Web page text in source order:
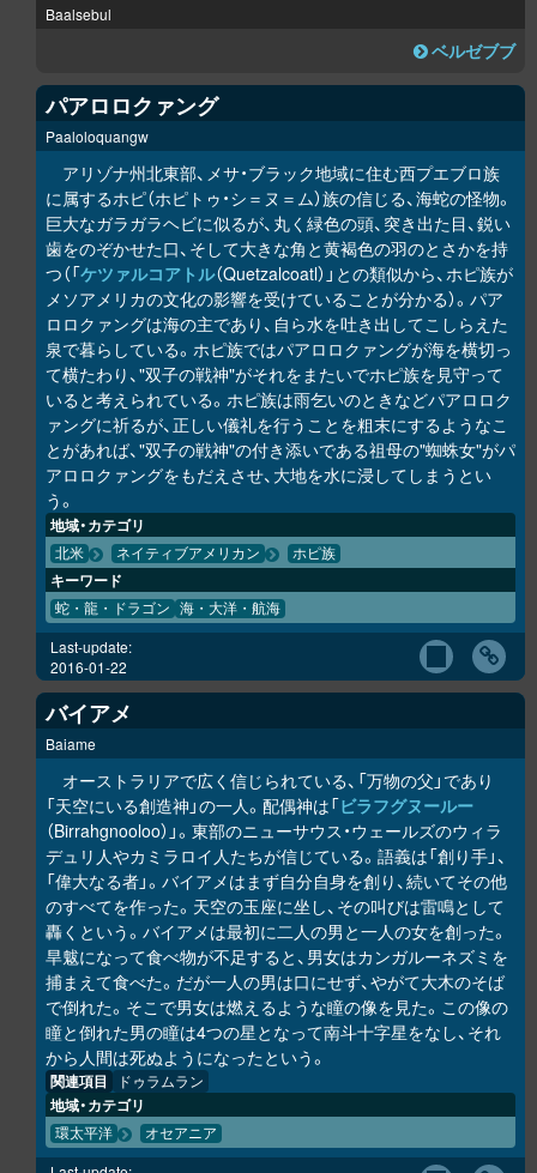
Baalsebul
ベルゼブブ
パアロロクァング
Paaloloquangw
アリゾナ州北東部、メサ・ブラック地域に住む西プエブロ族
に属するホピ（ホピトゥ・シ＝ヌ＝ム）族の信じる、海蛇の怪物。
巨大なガラガラヘビに似るが、丸く緑色の頭、突き出た目、鋭い
歯をのぞかせた口、そして大きな角と黄褐色の羽のとさかを持
つ（「ケツァルコアトル（Quetzalcoatl）」との類似から、ホピ族が
メソアメリカの文化の影響を受けていることが分かる）。パア
ロロクァングは海の主であり、自ら水を吐き出してこしらえた
泉で暮らしている。ホピ族ではパアロロクァングが海を横切っ
て横たわり、"双子の戦神"がそれをまたいでホピ族を見守って
いると考えられている。ホピ族は雨乞いのときなどパアロロク
ァングに祈るが、正しい儀礼を行うことを粗末にするようなこ
とがあれば、"双子の戦神"の付き添いである祖母の"蜘蛛女"がパ
アロロクァングをもだえさせ、大地を水に浸してしまうとい
う。
地域・カテゴリ
北米 ネイティブアメリカン ホピ族
キーワード
蛇・龍・ドラゴン 海・大洋・航海
Last-update:
2016-01-22
バイアメ
Baiame
オーストラリアで広く信じられている、「万物の父」であり
「天空にいる創造神」の一人。配偶神は「ビラフグヌールー
（Birrahgnooloo）」。東部のニューサウス・ウェールズのウィラ
デュリ人やカミラロイ人たちが信じている。語義は「創り手」、
「偉大なる者」。バイアメはまず自分自身を創り、続いてその他
のすべてを作った。天空の玉座に坐し、その叫びは雷鳴として
轟くという。バイアメは最初に二人の男と一人の女を創った。
旱魃になって食べ物が不足すると、男女はカンガルーネズミを
捕まえて食べた。だが一人の男は口にせず、やがて大木のそば
で倒れた。そこで男女は燃えるような瞳の像を見た。この像の
瞳と倒れた男の瞳は4つの星となって南斗十字星をなし、それ
から人間は死ぬようになったという。
関連項目 ドゥラムラン
地域・カテゴリ
環太平洋 オセアニア